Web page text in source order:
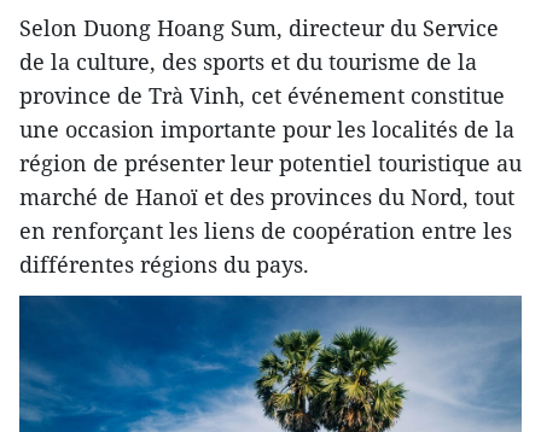
Selon Duong Hoang Sum, directeur du Service
de la culture, des sports et du tourisme de la
province de Trà Vinh, cet événement constitue
une occasion importante pour les localités de la
région de présenter leur potentiel touristique au
marché de Hanoï et des provinces du Nord, tout
en renforçant les liens de coopération entre les
différentes régions du pays.